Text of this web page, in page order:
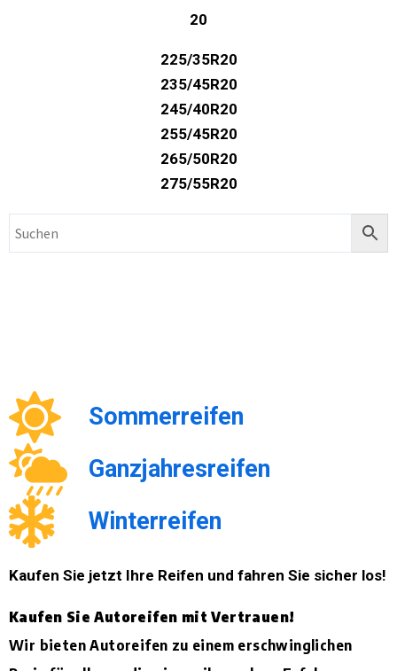
20
225/35R20
235/45R20
245/40R20
255/45R20
265/50R20
275/55R20
Sommerreifen
Ganzjahresreifen
Winterreifen
Kaufen Sie jetzt Ihre Reifen und fahren Sie sicher los!
Kaufen Sie Autoreifen mit Vertrauen!
Wir bieten Autoreifen zu einem erschwinglichen